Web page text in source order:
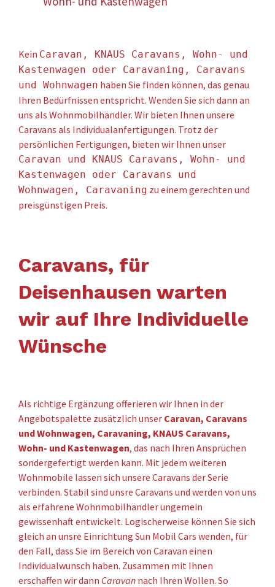
Kein Caravan, KNAUS Caravans, Wohn- und
Kastenwagen oder Caravaning, Caravans
und Wohnwagen haben Sie finden können, das genau
Ihren Bedürfnissen entspricht. Wenden Sie sich dann an
uns als Wohnmobilhändler. Wir bieten Ihnen unsere
Caravans als Individualanfertigungen. Trotz der
persönlichen Fertigungen, bieten wir Ihnen unser
Caravan und KNAUS Caravans, Wohn- und
Kastenwagen oder Caravans und
Wohnwagen, Caravaning zu einem gerechten und
preisgünstigen Preis.
Caravans, für
Deisenhausen warten
wir auf Ihre Individuelle
Wünsche
Als richtige Ergänzung offerieren wir Ihnen in der
Angebotspalette zusätzlich unser Caravan, Caravans
und Wohnwagen, Caravaning, KNAUS Caravans,
Wohn- und Kastenwagen, das nach Ihren Ansprüchen
sondergefertigt werden kann. Mit jedem weiteren
Wohnmobile lassen sich unsere Caravans der Serie
verbinden. Stabil sind unsre Caravans und werden von uns
als erfahrene Wohnmobilhändler ungemein
gewissenhaft entwickelt. Logischerweise können Sie sich
gleich an unsre Einrichtung Sun Mobil Cars wenden, für
den Fall, dass Sie im Bereich von Caravan einen
Individualwunsch haben. Zusammen mit Ihnen
erschaffen wir dann Caravan nach Ihren Wollen. So